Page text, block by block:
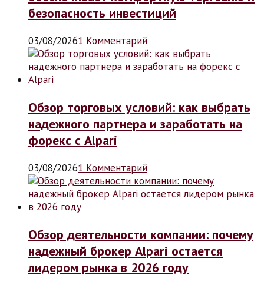
безопасность инвестиций
03/08/20261 Комментарий
Обзор торговых условий: как выбрать
надежного партнера и заработать на
форекс с Alpari
03/08/20261 Комментарий
Обзор деятельности компании: почему
надежный брокер Alpari остается
лидером рынка в 2026 году